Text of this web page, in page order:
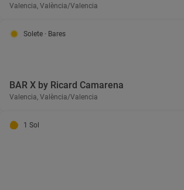
Valencia, València/Valencia
Solete · Bares
BAR X by Ricard Camarena
Valencia, València/Valencia
1 Sol